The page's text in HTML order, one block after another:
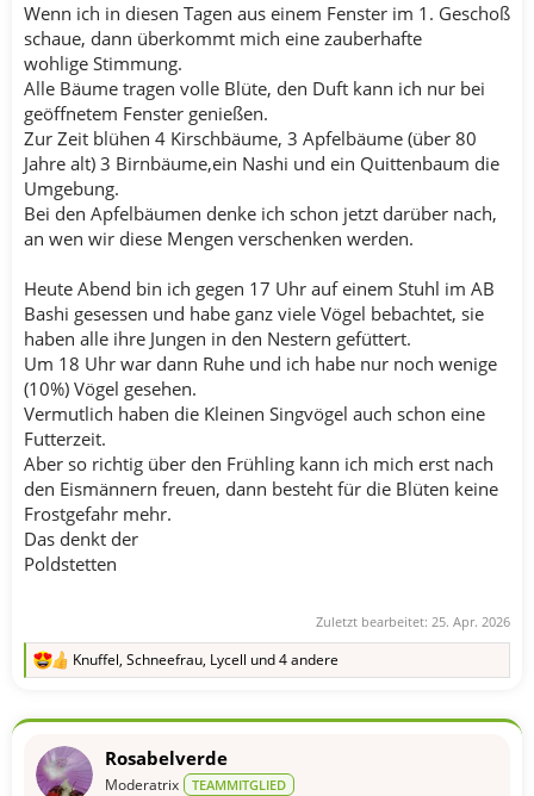
Wenn ich in diesen Tagen aus einem Fenster im 1. Geschoß
schaue, dann überkommt mich eine zauberhafte
wohlige Stimmung.
Alle Bäume tragen volle Blüte, den Duft kann ich nur bei
geöffnetem Fenster genießen.
Zur Zeit blühen 4 Kirschbäume, 3 Apfelbäume (über 80
Jahre alt) 3 Birnbäume,ein Nashi und ein Quittenbaum die
Umgebung.
Bei den Apfelbäumen denke ich schon jetzt darüber nach,
an wen wir diese Mengen verschenken werden.
Heute Abend bin ich gegen 17 Uhr auf einem Stuhl im AB
Bashi gesessen und habe ganz viele Vögel bebachtet, sie
haben alle ihre Jungen in den Nestern gefüttert.
Um 18 Uhr war dann Ruhe und ich habe nur noch wenige
(10%) Vögel gesehen.
Vermutlich haben die Kleinen Singvögel auch schon eine
Futterzeit.
Aber so richtig über den Frühling kann ich mich erst nach
den Eismännern freuen, dann besteht für die Blüten keine
Frostgefahr mehr.
Das denkt der
Poldstetten
Zuletzt bearbeitet: 25. Apr. 2026
R
k
o
Knuffel, Schneefrau, Lycell und 4 andere
Rosabelverde
Moderatrix TEAMMITGLIED